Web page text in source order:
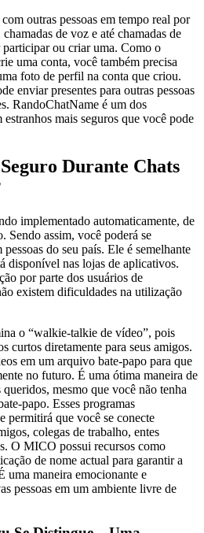
outras pessoas em tempo real por
de voz e até chamadas de
participar ou criar uma. Como o
uma conta, você também precisa
foto de perfil na conta que criou.
enviar presentes para outras pessoas
RandoChatName é um dos
mais seguros que você pode
Durante Chats
implementado automaticamente, de
Sendo assim, você poderá se
do seu país. Ele é semelhante
disponível nas lojas de aplicativos.
por parte dos usuários de
existem dificuldades na utilização
o “walkie-talkie de vídeo”, pois
curtos diretamente para seus amigos.
em um arquivo bate-papo para que
no futuro. É uma ótima maneira de
mesmo que você não tenha
papo. Esses programas
permitirá que você se conecte
colegas de trabalho, entes
O MICO possui recursos como
de nome actual para garantir a
uma maneira emocionante e
pessoas em um ambiente livre de